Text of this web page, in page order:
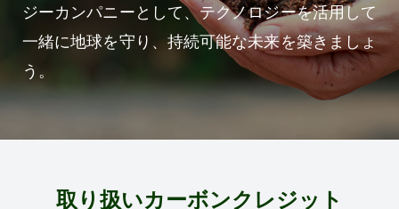
ジーカンパニーとして、テクノロジーを活用して
一緒に地球を守り、持続可能な未来を築きましょ
う。
取り扱いカーボンクレジット